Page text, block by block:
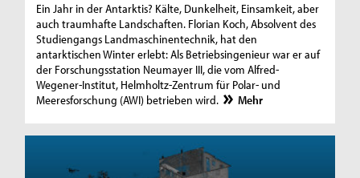
Ein Jahr in der Antarktis? Kälte, Dunkelheit, Einsamkeit, aber
auch traumhafte Landschaften. Florian Koch, Absolvent des
Studiengangs Landmaschinentechnik, hat den
antarktischen Winter erlebt: Als Betriebsingenieur war er auf
der Forschungsstation Neumayer III, die vom Alfred-
Wegener-Institut, Helmholtz-Zentrum für Polar- und
Meeresforschung (AWI) betrieben wird.
Mehr